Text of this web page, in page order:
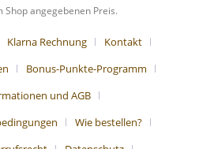
Shop angegebenen Preis.
Klarna Rechnung
Kontakt
Bonus-Punkte-Programm
und AGB
Wie bestellen?